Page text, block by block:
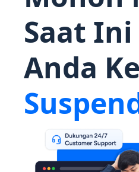
Saat
Anda